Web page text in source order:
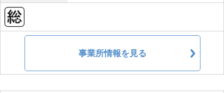
事業所情報を見る